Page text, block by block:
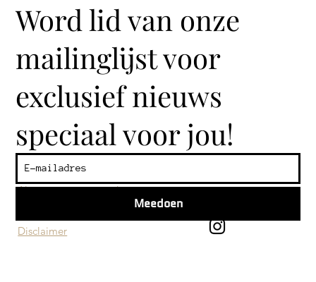
Algemene voorwaarden
Klantenservice
Disclaimer
Word lid van onze
mailinglijst voor
exclusief nieuws
speciaal voor jou!
Meedoen